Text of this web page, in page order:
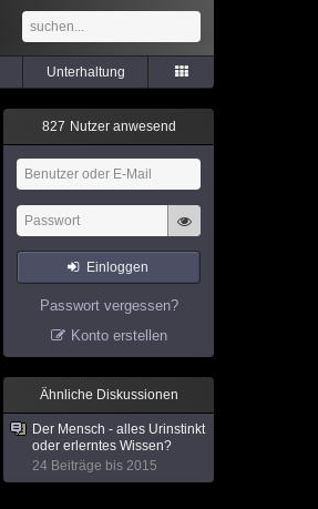
Unterhaltung
827 Nutzer anwesend
Einloggen
Passwort vergessen?
Konto erstellen
Ähnliche Diskussionen
Der Mensch - alles Urinstinkt
oder erlerntes Wissen?
24 Beiträge bis 2015